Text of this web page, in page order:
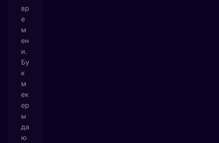
вр
е
м
ен
и.
Бу
к
м
ек
ер
ы
да
ю